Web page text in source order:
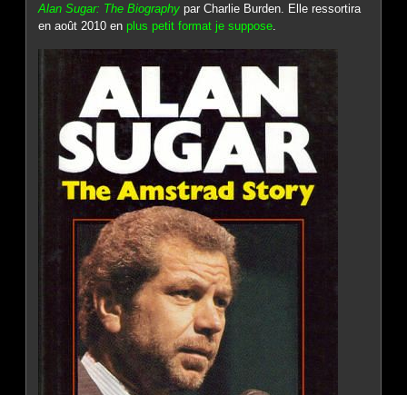
Alan Sugar: The Biography par Charlie Burden. Elle ressortira
en août 2010 enplus petit format je suppose.